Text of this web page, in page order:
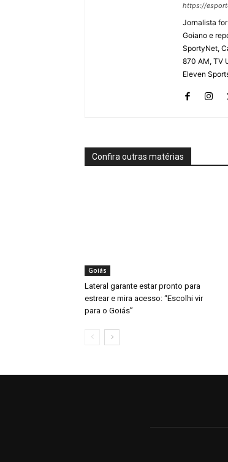
https://
Jornalista
Goiano e
SportyNet,
870 AM, TV
Eleven
Confira outras matérias
Goiás
Lateral garante estar pronto para
estrear e mira acesso: “Escolhi vir
para o Goiás”